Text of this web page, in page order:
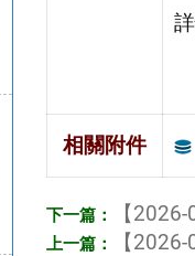
相關附件
【
【